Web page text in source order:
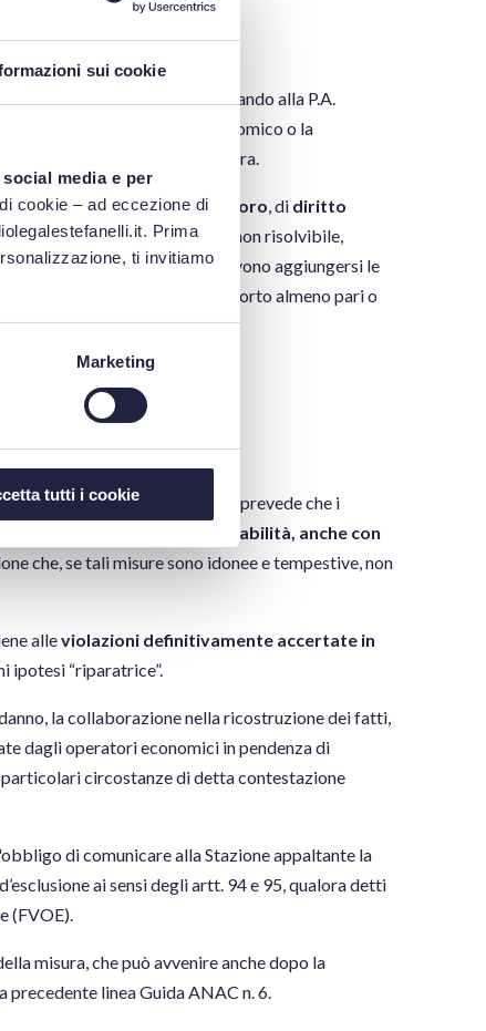
sui cookie
media e per
cookie – ad eccezione di
Prima
ti invitiamo
Marketing
tutti i cookie
automatiche”) e si applica quando alla P.A.
dell’operatore economico o la
della procedura di gara.
in materia didiritto del lavoro, di diritto
della concorrenza
non risolvibile,
professionale, a cui devono aggiungersi le
(all. II.10, ovvero quelle d’importo almeno pari o
di “Self cleaning
” con cui si prevede che i
a garantire la loro affidabilità, anche con
che, se tali misure sono idonee e tempestive, non
alleviolazioni definitivamente accertate in
ipotesi “riparatrice”.
la collaborazione nella ricostruzione dei fatti,
dagli operatori economici in pendenza di
circostanze di detta contestazione
di comunicare alla Stazione appaltante la
ai sensi degli artt. 94 e 95, qualora detti
(FVOE).
misura, che può avvenire anche dopo la
precedente linea Guida ANAC n. 6.